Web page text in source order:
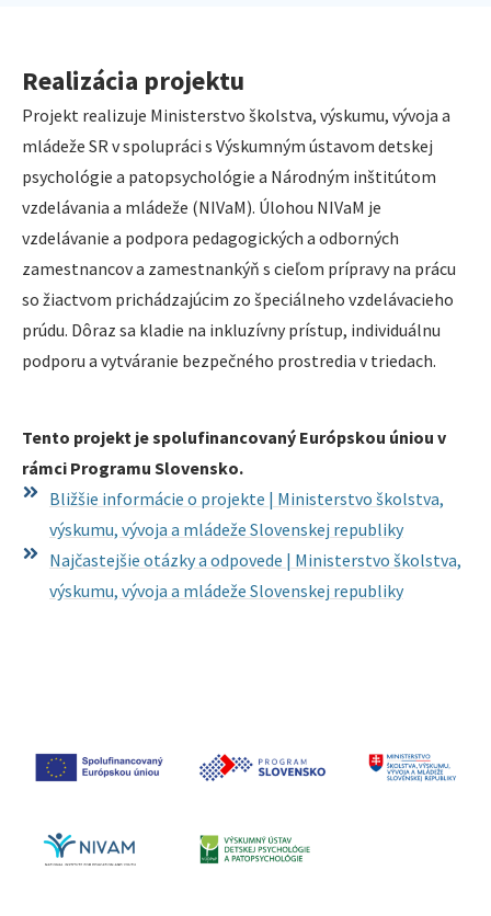
Realizácia projektu
Projekt realizuje Ministerstvo školstva, výskumu, vývoja a
mládeže SR v spolupráci s Výskumným ústavom detskej
psychológie a patopsychológie a Národným inštitútom
vzdelávania a mládeže (NIVaM). Úlohou NIVaM je
vzdelávanie a podpora pedagogických a odborných
zamestnancov a zamestnankýň s cieľom prípravy na prácu
so žiactvom prichádzajúcim zo špeciálneho vzdelávacieho
prúdu. Dôraz sa kladie na inkluzívny prístup, individuálnu
podporu a vytváranie bezpečného prostredia v triedach.
Tento projekt je spolufinancovaný Európskou úniou v
rámci Programu Slovensko.
Bližšie informácie o projekte | Ministerstvo školstva,
výskumu, vývoja a mládeže Slovenskej republiky
Najčastejšie otázky a odpovede | Ministerstvo školstva,
výskumu, vývoja a mládeže Slovenskej republiky